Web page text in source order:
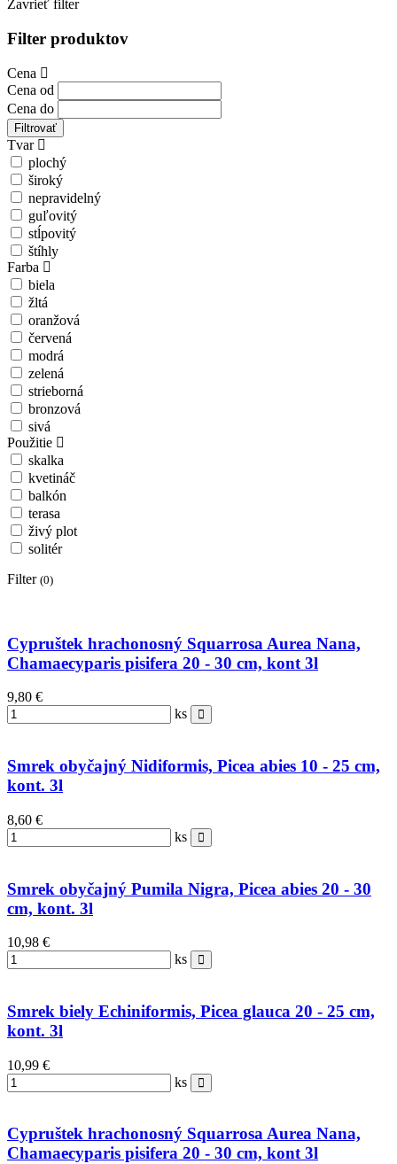
Zavrieť filter
Filter produktov
Cena
Cena od
Cena do
Filtrovať
Tvar
plochý
široký
nepravidelný
guľovitý
stĺpovitý
štíhly
Farba
biela
žltá
oranžová
červená
modrá
zelená
strieborná
bronzová
sivá
Použitie
skalka
kvetináč
balkón
terasa
živý plot
solitér
Filter (0)
Cypruštek hrachonosný Squarrosa Aurea Nana,
Chamaecyparis pisifera 20 - 30 cm, kont 3l
9,80 €
ks
Smrek obyčajný Nidiformis, Picea abies 10 - 25 cm,
kont. 3l
8,60 €
ks
Smrek obyčajný Pumila Nigra, Picea abies 20 - 30
cm, kont. 3l
10,98 €
ks
Smrek biely Echiniformis, Picea glauca 20 - 25 cm,
kont. 3l
10,99 €
ks
Cypruštek hrachonosný Squarrosa Aurea Nana,
Chamaecyparis pisifera 20 - 30 cm, kont 3l